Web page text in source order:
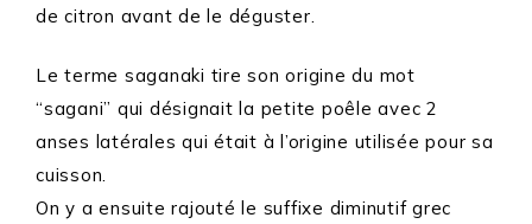
de citron avant de le déguster.
Le terme saganaki tire son origine du mot
“sagani” qui désignait la petite poêle avec 2
anses latérales qui était à l’origine utilisée pour sa
cuisson.
On y a ensuite rajouté le suffixe diminutif grec